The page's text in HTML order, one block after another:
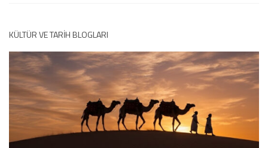
KÜLTÜR VE TARIH BLOGLARI